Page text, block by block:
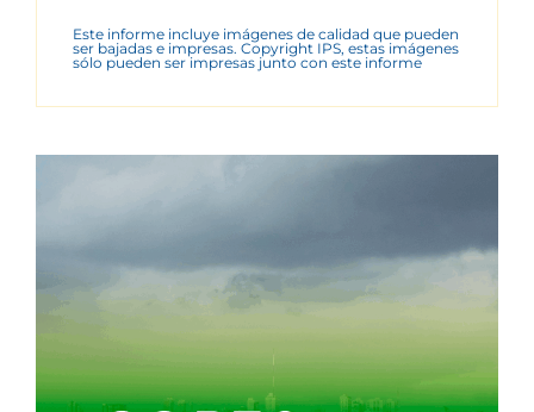
Este informe incluye imágenes de calidad que pueden
ser bajadas e impresas. Copyright IPS, estas imágenes
sólo pueden ser impresas junto con este informe